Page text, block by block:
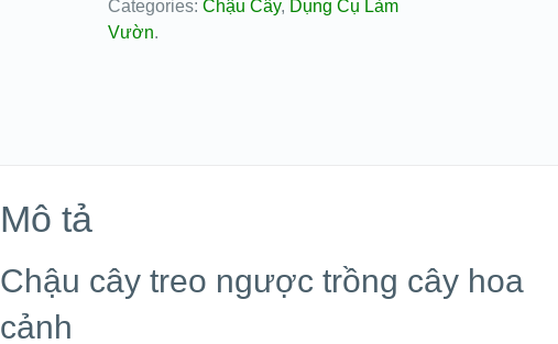
Categories: Chậu Cây, Dụng Cụ Làm
Vườn.
Mô tả
Chậu cây treo ngược trồng cây hoa
cảnh